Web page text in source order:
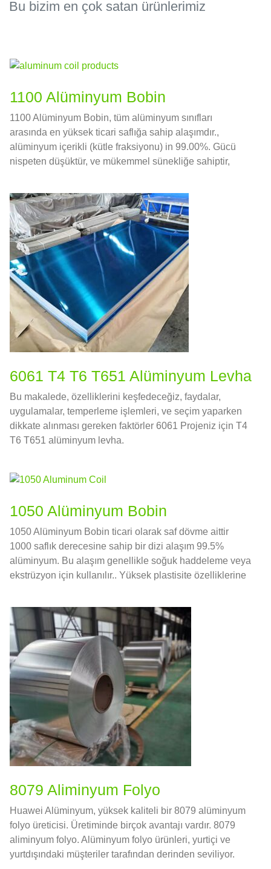
Bu bizim en çok satan ürünlerimiz
1100 Alüminyum Bobin
1100 Alüminyum Bobin, tüm alüminyum sınıfları
arasında en yüksek ticari saflığa sahip alaşımdır.,
alüminyum içerikli (kütle fraksiyonu) in 99.00%. Gücü
nispeten düşüktür, ve mükemmel sünekliğe sahiptir,
6061 T4 T6 T651 Alüminyum Levha
Bu makalede, özelliklerini keşfedeceğiz, faydalar,
uygulamalar, temperleme işlemleri, ve seçim yaparken
dikkate alınması gereken faktörler 6061 Projeniz için T4
T6 T651 alüminyum levha.
1050 Alüminyum Bobin
1050 Alüminyum Bobin ticari olarak saf dövme aittir
1000 saflık derecesine sahip bir dizi alaşım 99.5%
alüminyum. Bu alaşım genellikle soğuk haddeleme veya
ekstrüzyon için kullanılır.. Yüksek plastisite özelliklerine
8079 Aliminyum Folyo
Huawei Alüminyum, yüksek kaliteli bir 8079 alüminyum
folyo üreticisi. Üretiminde birçok avantajı vardır. 8079
aliminyum folyo. Alüminyum folyo ürünleri, yurtiçi ve
yurtdışındaki müşteriler tarafından derinden seviliyor.